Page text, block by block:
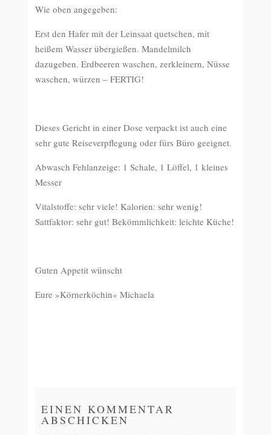
Wie oben angegeben:
Erst den Hafer mit der Leinsaat quetschen, mit
heißem Wasser übergießen. Mandelmilch
dazugeben. Erdbeeren waschen, zerkleinern, Nüsse
waschen, würzen – FERTIG!
Dieses Gericht in einer Dose verpackt ist auch eine
sehr gute Reiseverpflegung oder fürs Büro geeignet.
Abwasch Fehlanzeige: 1 Schale, 1 Löffel, 1 kleines
Messer
Vitalstoffe: sehr viele! Kalorien: sehr wenig!
Sattfaktor: sehr gut! Bekömmlichkeit: leichte Küche!
Guten Appetit wünscht
Eure »Körnerköchin« Michaela
EINEN KOMMENTAR
ABSCHICKEN